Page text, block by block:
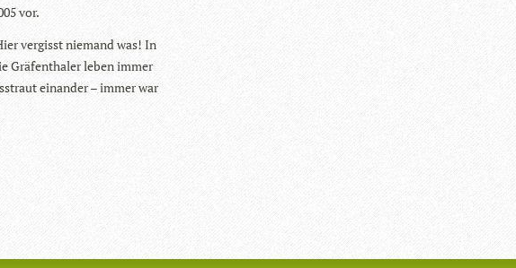
vor.
ver­gisst nie­mand was! In
Grä­f­entha­ler leben immer
ein­an­der – immer war